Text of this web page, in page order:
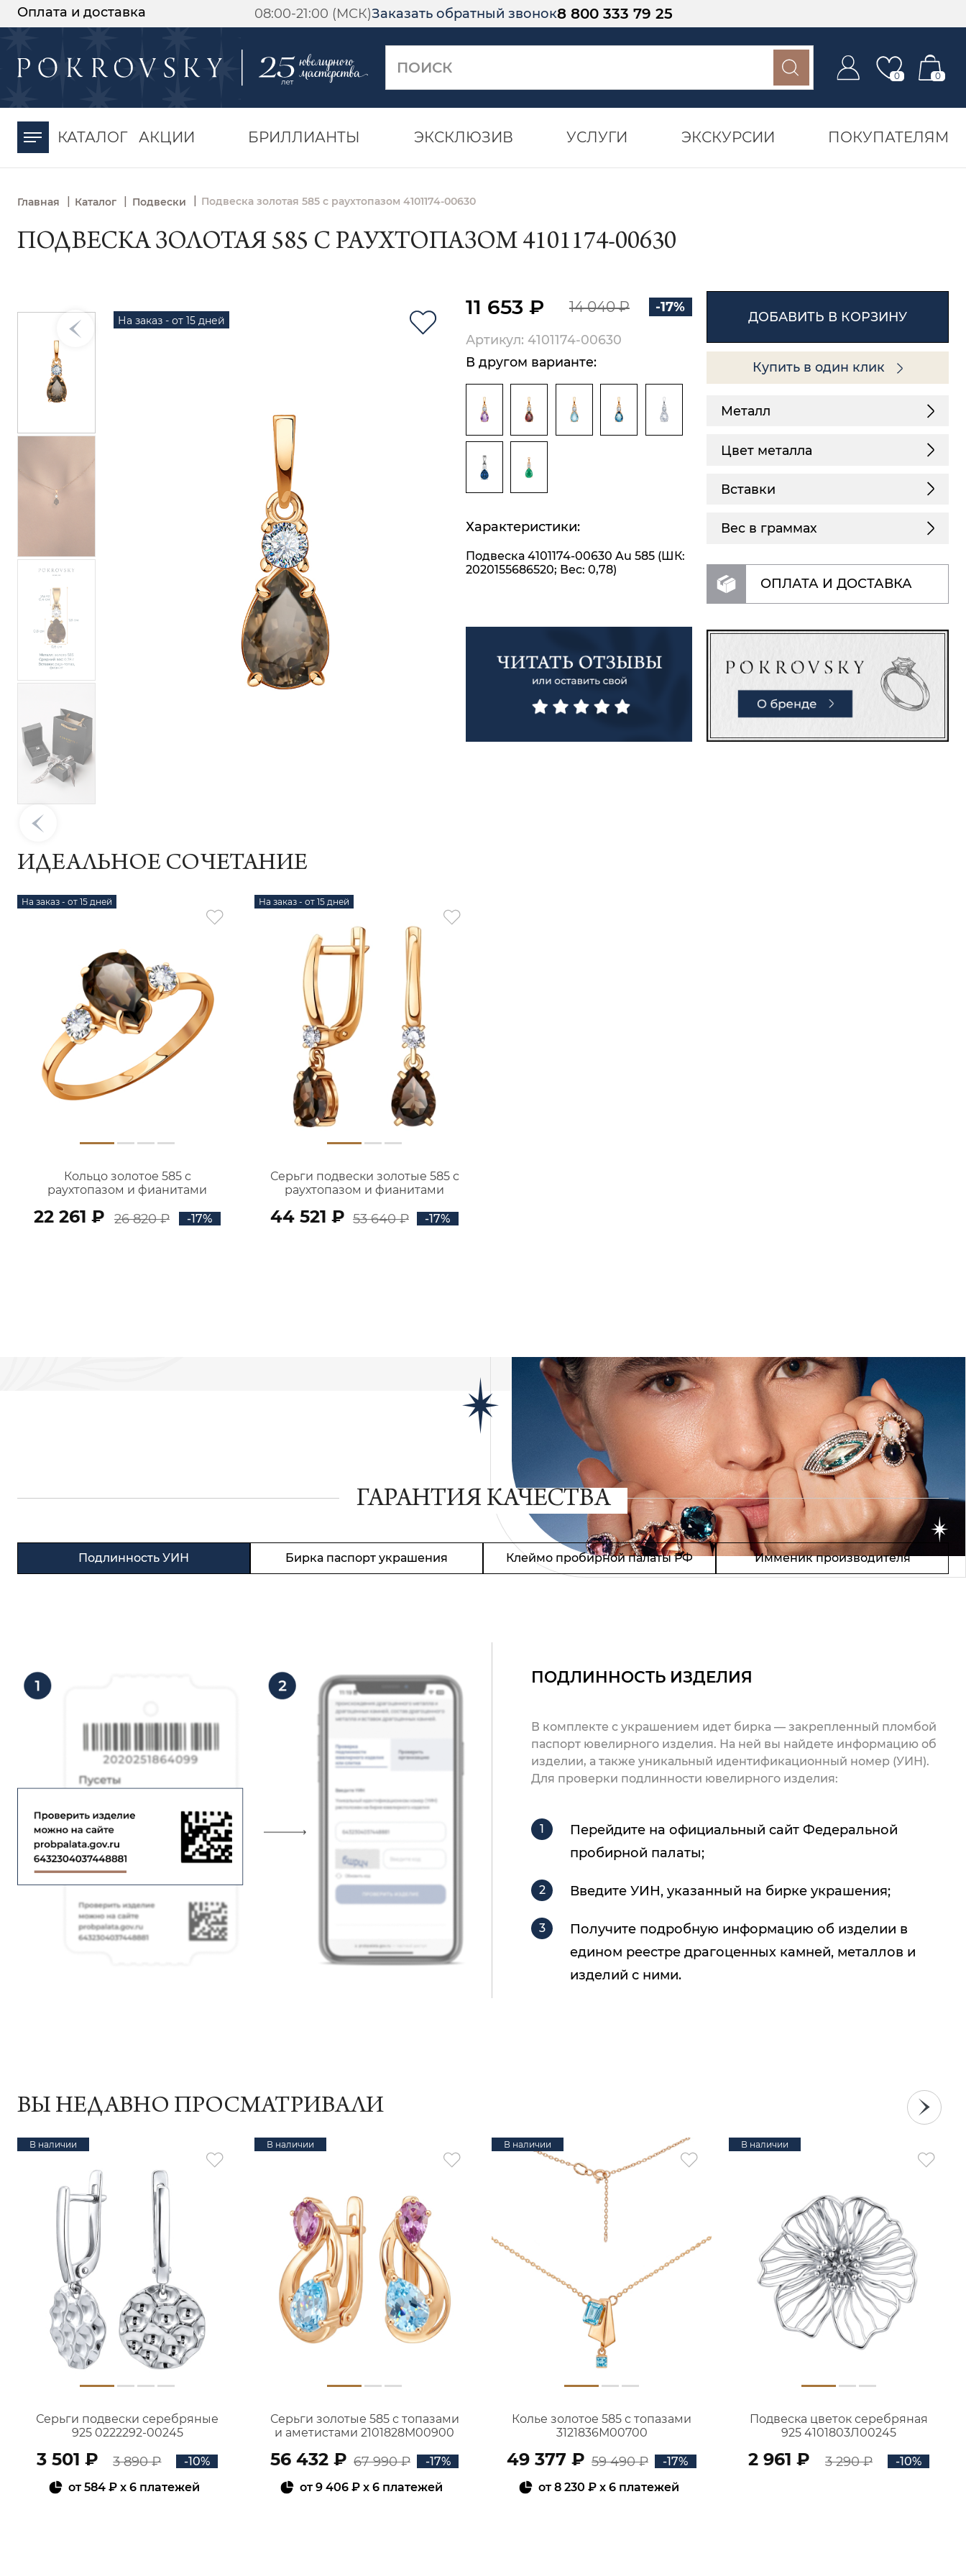
Оплата и доставка 08:00-21:00 (МСК)Заказать обратный звонок8 800 333 79 25
0 0
КАТАЛОГ АКЦИИ БРИЛЛИАНТЫ ЭКСКЛЮЗИВ УСЛУГИ ЭКСКУРСИИ ПОКУПАТЕЛЯМ
Главная | Каталог | Подвески Подвеска золотая 585 с раухтопазом 4101174-00630
ПОДВЕСКА ЗОЛОТАЯ 585 С РАУХТОПАЗОМ 4101174-00630
На заказ - от 15 дней
11 653 ₽ 14 040 ₽ -17%
Артикул: 4101174-00630
В другом варианте:
Характеристики:
Подвеска 4101174-00630 Au 585 (ШК:
2020155686520; Вес: 0,78)
ДОБАВИТЬ В КОРЗИНУ
Купить в один клик
Металл
Цвет металла
Вставки
Вес в граммах
ОПЛАТА И ДОСТАВКА
ИДЕАЛЬНОЕ СОЧЕТАНИЕ
На заказ - от 15 дней
Кольцо золотое 585 с
раухтопазом и фианитами
22 261 ₽ 26 820 ₽ -17%
На заказ - от 15 дней
Серьги подвески золотые 585 с
раухтопазом и фианитами
44 521 ₽ 53 640 ₽ -17%
ГАРАНТИЯ КАЧЕСТВА
Подлинность УИН Бирка паспорт украшения Клеймо пробирной палаты РФ Имменик производителя
ПОДЛИННОСТЬ ИЗДЕЛИЯ
В комплекте с украшением идет бирка — закрепленный пломбой
паспорт ювелирного изделия. На ней вы найдете информацию об
изделии, а также уникальный идентификационный номер (УИН).
Для проверки подлинности ювелирного изделия:
Перейдите на официальный сайт Федеральной
пробирной палаты;
Введите УИН, указанный на бирке украшения;
Получите подробную информацию об изделии в
едином реестре драгоценных камней, металлов и
изделий с ними.
ВЫ НЕДАВНО ПРОСМАТРИВАЛИ
В наличии
Серьги подвески серебряные
925 0222292-00245
3 501 ₽ 3 890 ₽
-10%
от584 ₽ x 6 платежей
В наличии
Серьги золотые 585 с топазами
и аметистами 2101828М00900
56 432 ₽ 67 990 ₽
-17%
от9 406 ₽ x 6 платежей
В наличии
Колье золотое 585 с топазами
3121836М00700
49 377 ₽ 59 490 ₽
-17%
от8 230 ₽x 6 платежей
В наличии
Подвеска цветок серебряная
925 4101803Л00245
2 961 ₽ 3 290 ₽ -10%
-30%
момента оплаты